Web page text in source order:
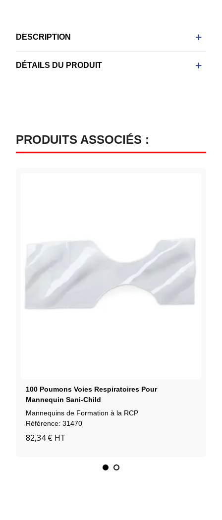
DESCRIPTION
DÉTAILS DU PRODUIT
PRODUITS ASSOCIÉS :
100 Poumons Voies Respiratoires Pour
Mannequin Sani-Child
Mannequins de Formation à la RCP
Référence: 31470
82,34 € HT